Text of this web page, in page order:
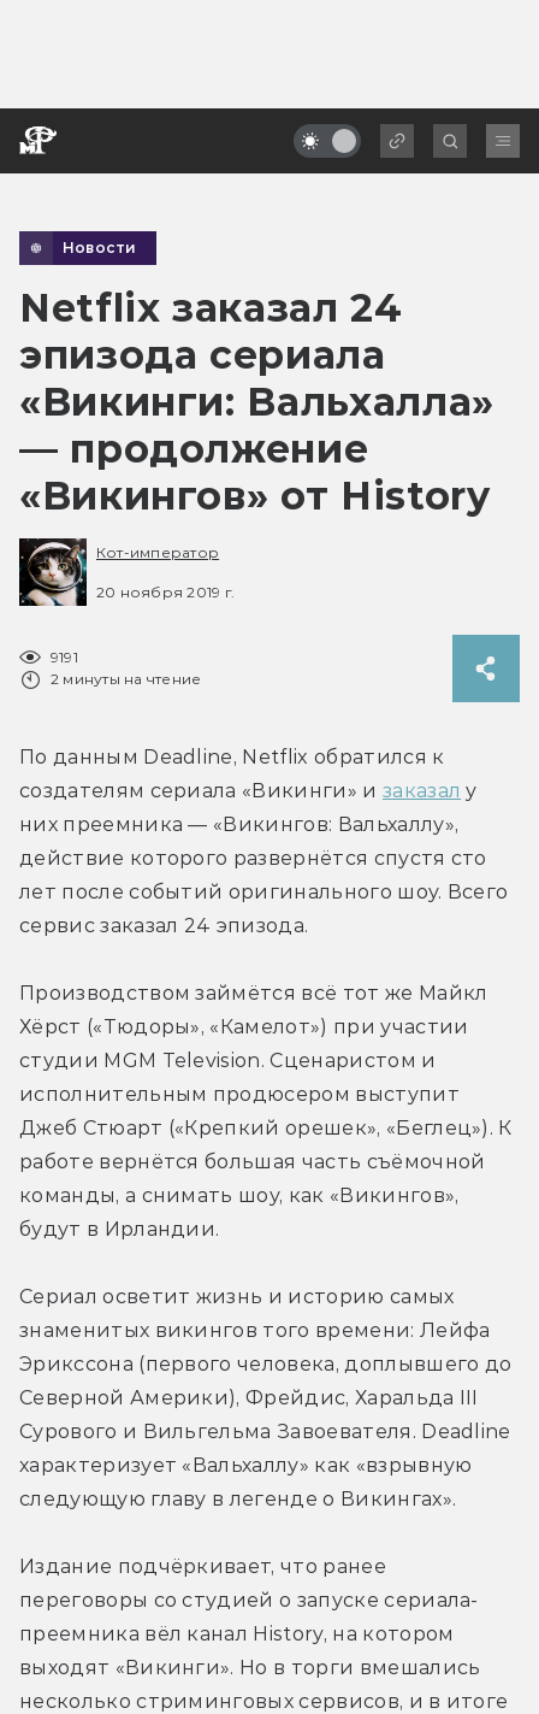
Новости
Netflix заказал 24
эпизода сериала
«Викинги: Вальхалла»
— продолжение
«Викингов» от History
Кот-император
20 ноября 2019 г.
9191
2 минуты на чтение
По данным Deadline, Netflix обратился к
создателям сериала «Викинги» и заказал у
них преемника — «Викингов: Вальхаллу»,
действие которого развернётся спустя сто
лет после событий оригинального шоу. Всего
сервис заказал 24 эпизода.
Производством займётся всё тот же Майкл
Хёрст («Тюдоры», «Камелот») при участии
студии MGM Television. Сценаристом и
исполнительным продюсером выступит
Джеб Стюарт («Крепкий орешек», «Беглец»). К
работе вернётся большая часть съёмочной
команды, а снимать шоу, как «Викингов»,
будут в Ирландии.
Сериал осветит жизнь и историю самых
знаменитых викингов того времени: Лейфа
Эрикссона (первого человека, доплывшего до
Северной Америки), Фрейдис, Харальда III
Сурового и Вильгельма Завоевателя. Deadline
характеризует «Вальхаллу» как «взрывную
следующую главу в легенде о Викингах».
Издание подчёркивает, что ранее
переговоры со студией о запуске сериала-
преемника вёл канал History, на котором
выходят «Викинги». Но в торги вмешались
несколько стриминговых сервисов, и в итоге